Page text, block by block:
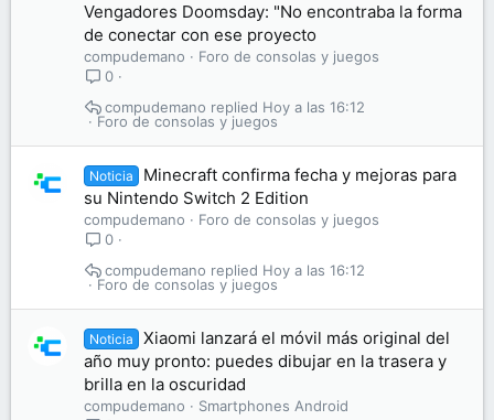
Vengadores Doomsday: "No encontraba la forma
de conectar con ese proyecto
compudemano
Foro de consolas y juegos
0
Foro de consolas y juegos
Hoy a las 16:12
compudemano
Noticia
Minecraft confirma fecha y mejoras para
su Nintendo Switch 2 Edition
compudemano
Foro de consolas y juegos
0
Foro de consolas y juegos
Hoy a las 16:12
compudemano
Noticia
Xiaomi lanzará el móvil más original del
año muy pronto: puedes dibujar en la trasera y
brilla en la oscuridad
compudemano
Smartphones Android